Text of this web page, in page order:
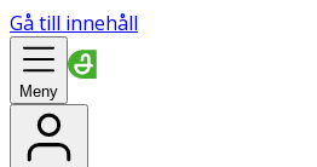
Gå till innehåll
Meny